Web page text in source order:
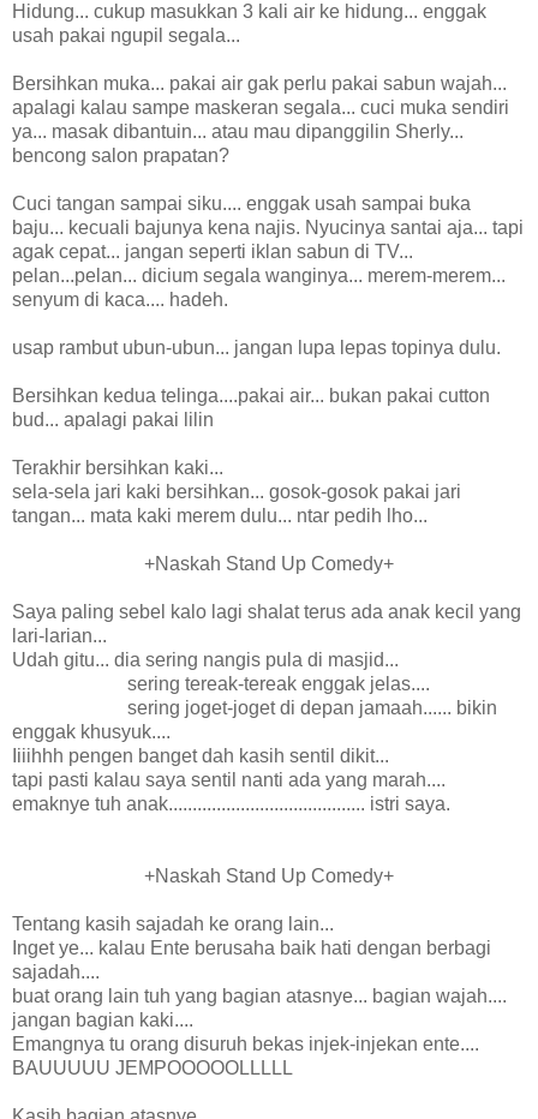
Hidung... cukup masukkan 3 kali air ke hidung... enggak
usah pakai ngupil segala...
Bersihkan muka... pakai air gak perlu pakai sabun wajah...
apalagi kalau sampe maskeran segala... cuci muka sendiri
ya... masak dibantuin... atau mau dipanggilin Sherly...
bencong salon prapatan?
Cuci tangan sampai siku.... enggak usah sampai buka
baju... kecuali bajunya kena najis. Nyucinya santai aja... tapi
agak cepat... jangan seperti iklan sabun di TV...
pelan...pelan... dicium segala wanginya... merem-merem...
senyum di kaca.... hadeh.
usap rambut ubun-ubun... jangan lupa lepas topinya dulu.
Bersihkan kedua telinga....pakai air... bukan pakai cutton
bud... apalagi pakai lilin
Terakhir bersihkan kaki...
sela-sela jari kaki bersihkan... gosok-gosok pakai jari
tangan... mata kaki merem dulu... ntar pedih lho...
+Naskah Stand Up Comedy+
Saya paling sebel kalo lagi shalat terus ada anak kecil yang
lari-larian...
Udah gitu... dia sering nangis pula di masjid...
sering tereak-tereak enggak jelas....
sering joget-joget di depan jamaah...... bikin
enggak khusyuk....
Iiiihhh pengen banget dah kasih sentil dikit...
tapi pasti kalau saya sentil nanti ada yang marah....
emaknye tuh anak......................................... istri saya.
+Naskah Stand Up Comedy+
Tentang kasih sajadah ke orang lain...
Inget ye... kalau Ente berusaha baik hati dengan berbagi
sajadah....
buat orang lain tuh yang bagian atasnye... bagian wajah....
jangan bagian kaki....
Emangnya tu orang disuruh bekas injek-injekan ente....
BAUUUUU JEMPOOOOOLLLLL